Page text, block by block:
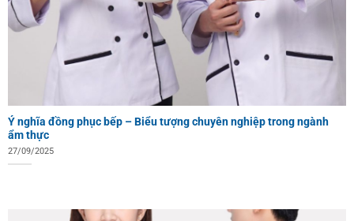
Ý nghĩa đồng phục bếp – Biểu tượng chuyên nghiệp trong ngành
ẩm thực
27/09/2025